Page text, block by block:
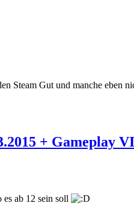
Steam Gut und manche eben
+ Gameplay
ab 12 sein soll